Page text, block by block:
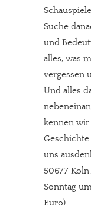
Suche
und
alles, was
vergessen
Und alles
kennen wir
uns
50677
Sonntag
Euro)